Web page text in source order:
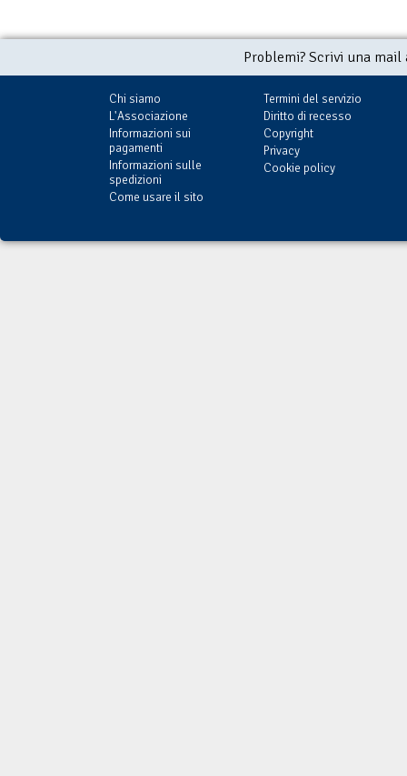
Problemi? Scrivi una
Chi siamo
L'Associazione
Informazioni sui
pagamenti
Informazioni sulle
spedizioni
Come usare il sito
Termini del servizio
Diritto di recesso
Copyright
Privacy
Cookie policy